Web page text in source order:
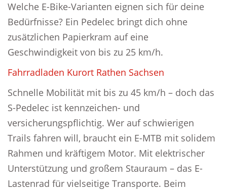
Welche E-Bike-Varianten eignen sich für deine
Bedürfnisse? Ein Pedelec bringt dich ohne
zusätzlichen Papierkram auf eine
Geschwindigkeit von bis zu 25 km/h.
Fahrradladen Kurort Rathen Sachsen
Schnelle Mobilität mit bis zu 45 km/h – doch das
S-Pedelec ist kennzeichen- und
versicherungspflichtig. Wer auf schwierigen
Trails fahren will, braucht ein E-MTB mit solidem
Rahmen und kräftigem Motor. Mit elektrischer
Unterstützung und großem Stauraum – das E-
Lastenrad für vielseitige Transporte. Beim